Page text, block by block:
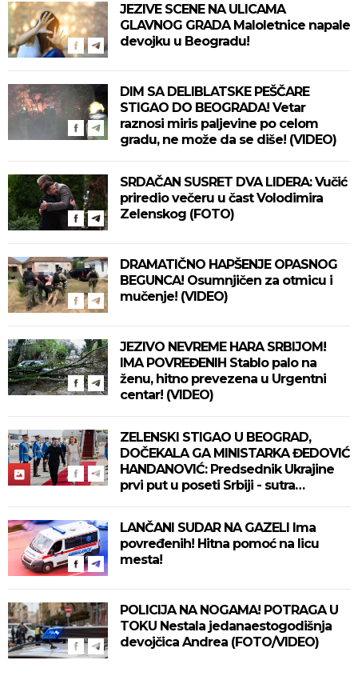
JEZIVE SCENE NA ULICAMA
GLAVNOG GRADA Maloletnice napale
devojku u Beogradu!
DIM SA DELIBLATSKE PEŠČARE
STIGAO DO BEOGRADA! Vetar
raznosi miris paljevine po celom
gradu, ne može da se diše! (VIDEO)
SRDAČAN SUSRET DVA LIDERA: Vučić
priredio večeru u čast Volodimira
Zelenskog (FOTO)
DRAMATIČNO HAPŠENJE OPASNOG
BEGUNCA! Osumnjičen za otmicu i
mučenje! (VIDEO)
JEZIVO NEVREME HARA SRBIJOM!
IMA POVREĐENIH Stablo palo na
ženu, hitno prevezena u Urgentni
centar! (VIDEO)
ZELENSKI STIGAO U BEOGRAD,
DOČEKALA GA MINISTARKA ĐEDOVIĆ
HANDANOVIĆ: Predsednik Ukrajine
prvi put u poseti Srbiji - sutra
LANČANI SUDAR NA GAZELI Ima
povređenih! Hitna pomoć na licu
mesta!
POLICIJA NA NOGAMA! POTRAGA U
TOKU Nestala jedanaestogodišnja
devojčica Andrea (FOTO/VIDEO)